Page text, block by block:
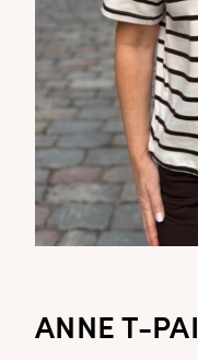
ANNE T-